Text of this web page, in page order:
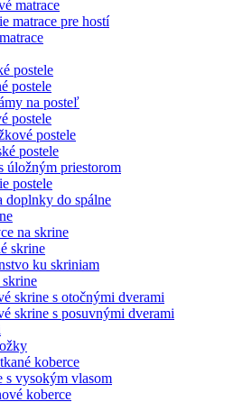
matrace
matrace pre hostí
postele
postele
na posteľ
postele
postele
postele
úložným priestorom
postele
doplnky do spálne
na skrine
skrine
ku skriniam
skrine s otočnými dverami
skrine s posuvnými dverami
koberce
s vysokým vlasom
koberce